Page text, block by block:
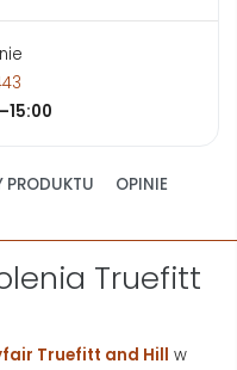
PRODUKTU
OPINIE
Truefitt
Truefitt and Hill w